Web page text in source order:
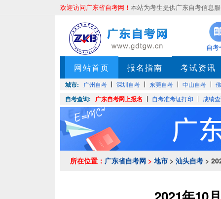
欢迎访问广东省自考网！ 本站为考生提供广东自考信息
自考
网站首页 报名指南 考试资讯
城市: 广州自考 深圳自考 东莞自考 中山自考
自考查询: 广东自考网上报名 自考准考证打印 成绩
所在位置： 广东省自考网 > 地市 > 汕头自考 >